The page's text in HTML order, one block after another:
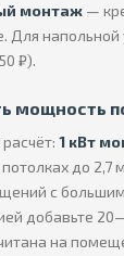
монтаж —
Для
₽).
мощность
1 кВт
до 2,7
с
добавьте
на